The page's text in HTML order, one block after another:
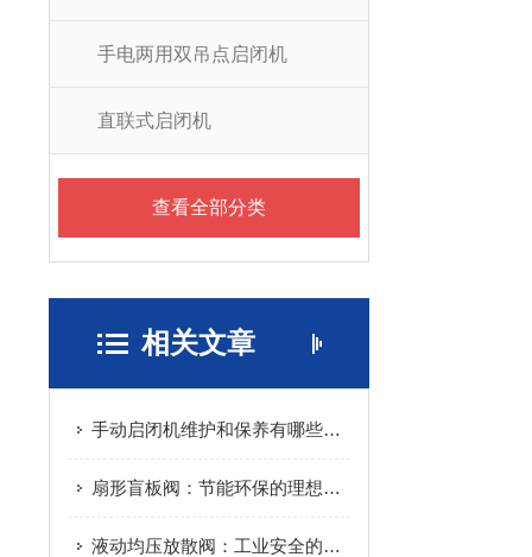
手电两用双吊点启闭机
直联式启闭机
查看全部分类
相关文章
手动启闭机维护和保养有哪些内容呢？
扇形盲板阀：节能环保的理想选择
液动均压放散阀：工业安全的守护者